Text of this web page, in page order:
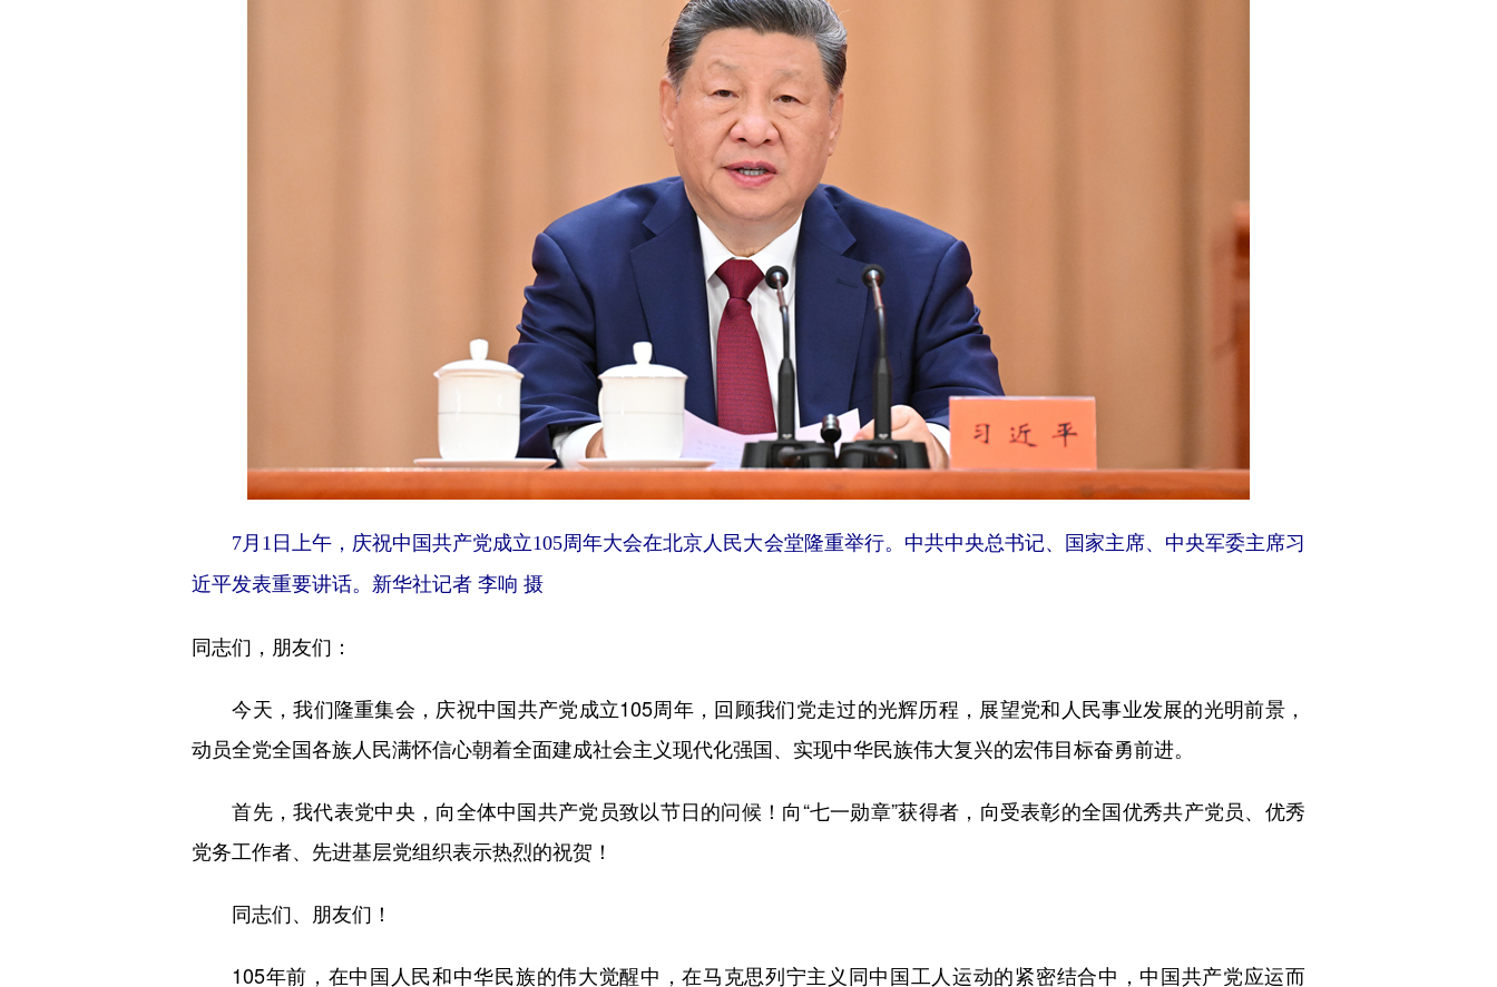
7月1日上午，庆祝中国共产党成立105周年大会在北京人民大会堂隆重举行。中共中央总书记、国家主席、中央军委主席习
近平发表重要讲话。新华社记者 李响 摄
同志们，朋友们：
今天，我们隆重集会，庆祝中国共产党成立105周年，回顾我们党走过的光辉历程，展望党和人民事业发展的光明前景，
动员全党全国各族人民满怀信心朝着全面建成社会主义现代化强国、实现中华民族伟大复兴的宏伟目标奋勇前进。
首先，我代表党中央，向全体中国共产党员致以节日的问候！向“七一勋章”获得者，向受表彰的全国优秀共产党员、优秀
党务工作者、先进基层党组织表示热烈的祝贺！
同志们、朋友们！
105年前，在中国人民和中华民族的伟大觉醒中，在马克思列宁主义同中国工人运动的紧密结合中，中国共产党应运而